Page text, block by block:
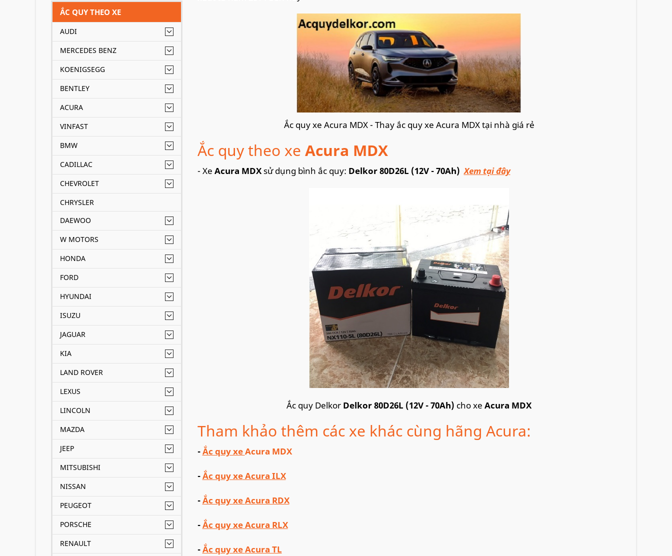
ẮC QUY THEO XE
AUDI
MERCEDES BENZ
KOENIGSEGG
BENTLEY
ACURA
VINFAST
BMW
CADILLAC
CHEVROLET
CHRYSLER
DAEWOO
W MOTORS
HONDA
FORD
HYUNDAI
ISUZU
JAGUAR
KIA
LAND ROVER
LEXUS
LINCOLN
MAZDA
JEEP
MITSUBISHI
NISSAN
PEUGEOT
PORSCHE
RENAULT
Ắc quy xe Acura MDX - Thay ắc quy xe Acura MDX tại nhà giá rẻ
Ắc quy theo xe Acura MDX
- Xe Acura MDXsử dụng bình ắc quy: Delkor 80D26L (12V - 70Ah) Xem tại đây
Ắc quy Delkor Delkor 80D26L (12V - 70Ah) cho xeAcura MDX
Tham khảo thêm các xe khác cùng hãng Acura:
-Ắc quy xeAcura MDX
-Ắc quy xeAcura ILX
-Ắc quy xeAcura RDX
-Ắc quy xeAcura RLX
-Ắc quy xeAcura TL